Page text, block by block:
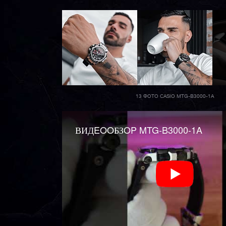
13 ФОТО CASIO MTG-B3000-1A
ВИДEOOБЗOP MTG-B3000-1A